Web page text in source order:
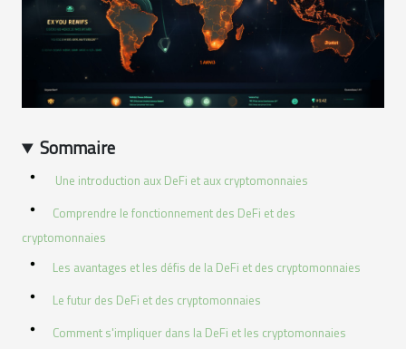
Sommaire
Une introduction aux DeFi et aux cryptomonnaies
Comprendre le fonctionnement des DeFi et des
cryptomonnaies
Les avantages et les défis de la DeFi et des cryptomonnaies
Le futur des DeFi et des cryptomonnaies
Comment s'impliquer dans la DeFi et les cryptomonnaies